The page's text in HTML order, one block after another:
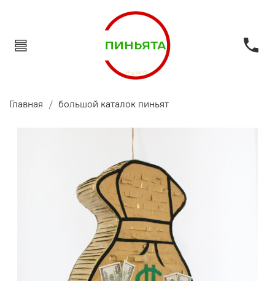
Главная большой каталок пиньят